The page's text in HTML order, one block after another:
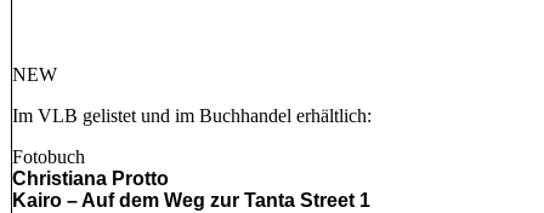
NEW
Im VLB gelistet und im Buchhandel erhältlich:
Fotobuch
Christiana Protto
Kairo – Auf dem Weg zur Tanta Street 1